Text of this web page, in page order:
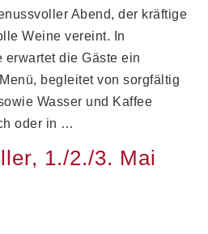
Abend, der kräftige
Weine vereint. In
erwartet die Gäste ein
begleitet von sorgfältig
Wasser und Kaffee
oder in …
1./2./3. Mai